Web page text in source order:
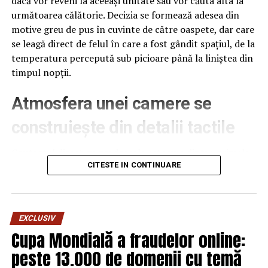
Prin colaborările cu meșterii în ceramică de la
MUTINAși cu cei în lemn de laALPI, frigiderul Bespoke
și AirDresser-ul au fost, de asemenea, reinventate, având
în vedere coexistența dintre oameni și tehnologie.
Expoziția „Newfound Equilibrium” a Samsung se află la
următoarea călătorie. Decizia se formează adesea din
motive greu de pus în cuvinte de către oaspete, dar care
se leagă direct de felul în care a fost gândit spațiul, de la
temperatura percepută sub picioare până la liniștea din
timpul nopții.
Atmosfera unei camere se
construiește din detalii tactile
Contactul direct cu pardoseala este una dintre primele
senzații fizice pe care le are un oaspete atunci când
pe drum, seara târziu. Textura și moliciunea potrivite,
oferite democheta hotel
care este percepută o cameră, chiar dacă restul
mobilierului rămâne identic de la o unitate la alta din
același lanț hotelier internațional.
CITESTE IN CONTINUARE
EXCLUSIV
Cupa Mondială a fraudelor online:
peste 13.000 de domenii cu temă